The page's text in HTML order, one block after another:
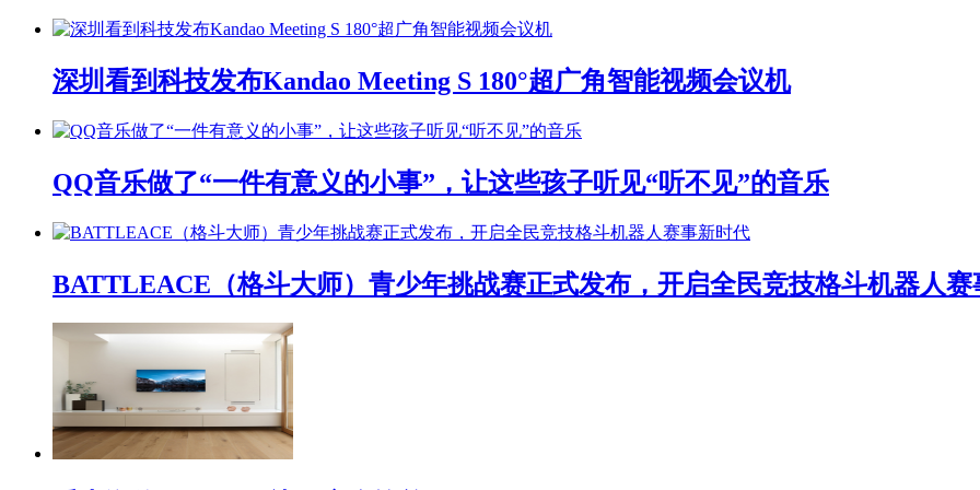
深圳看到科技发布Kandao Meeting S 180°超广角智能视频会议机
QQ音乐做了“一件有意义的小事”，让这些孩子听见“听不见”的音乐
BATTLEACE（格斗大师）青少年挑战赛正式发布，开启全民竞技格斗机器人赛